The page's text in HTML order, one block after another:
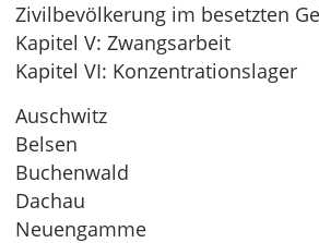
Zivilbevölkerung im besetzten
Kapitel V: Zwangsarbeit
Kapitel VI: Konzentrationslager
Auschwitz
Belsen
Buchenwald
Dachau
Neuengamme